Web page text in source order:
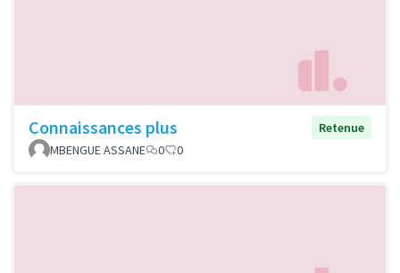
Connaissances plus
Retenue
MBENGUE ASSANE
0 0